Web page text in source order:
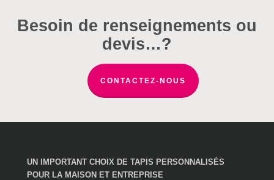
sur
sur
la
page
du
produit
sur
page
du
produit
Besoin de renseignements ou
devis…?
CONTACTEZ-NOUS
UN IMPORTANT CHOIX DE TAPIS PERSONNALISÉS
POUR LA MAISON ET ENTREPRISE